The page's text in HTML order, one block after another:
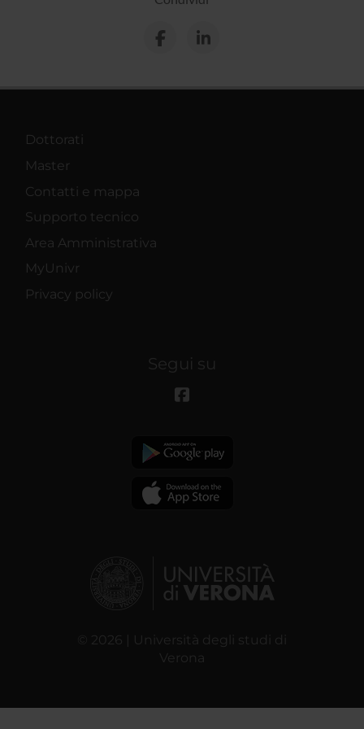
Dottorati
Master
Contatti e mappa
Supporto tecnico
Area Amministrativa
MyUnivr
Privacy policy
Segui su
© 2026 | Università degli studi di
Verona